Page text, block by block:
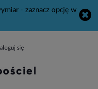
- zaznacz opcję w
się